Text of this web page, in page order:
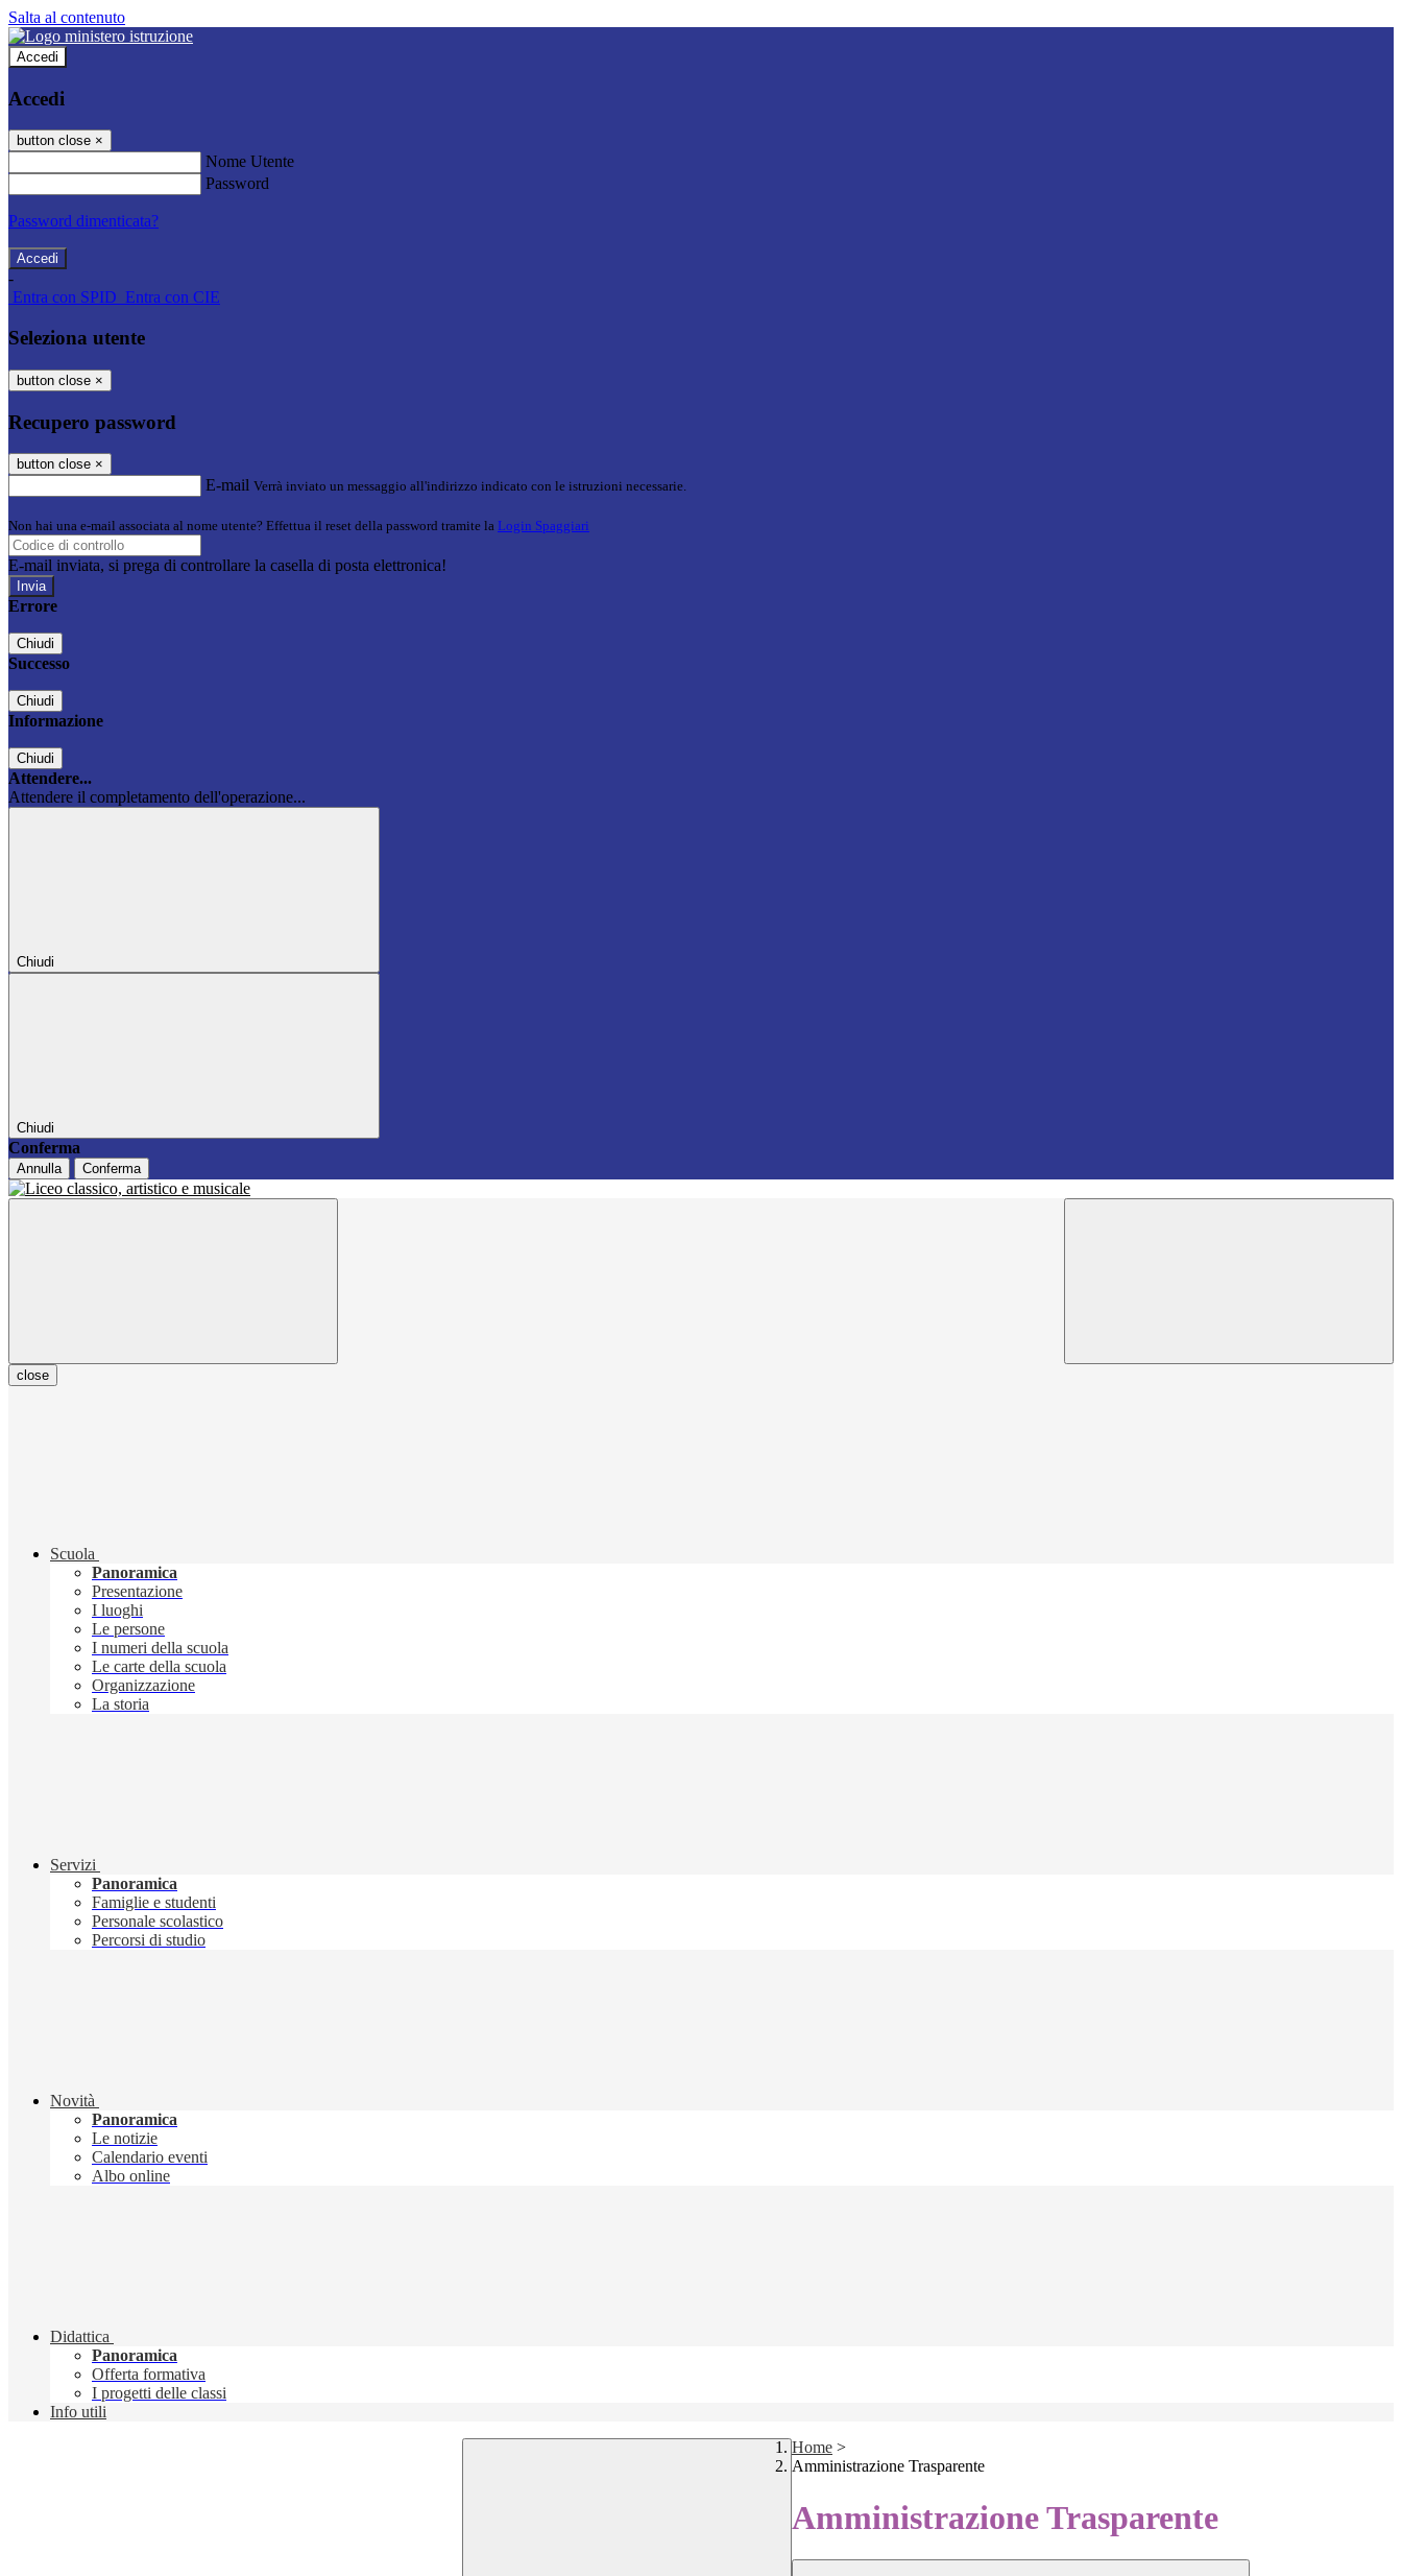
Salta al contenuto
Accedi
Accedi
button close ×
Nome Utente
Password
Password dimenticata?
-
Entra con SPID Entra con CIE
Seleziona utente
button close ×
Recupero password
button close ×
E-mail Verrà inviato un messaggio all'indirizzo indicato con le istruzioni necessarie.
Non hai una e-mail associata al nome utente? Effettua il reset della password tramite la Login Spaggiari
E-mail inviata, si prega di controllare la casella di posta elettronica!
Errore
Chiudi
Successo
Chiudi
Informazione
Chiudi
Attendere...
Attendere il completamento dell'operazione...
Chiudi
Chiudi
Conferma
Annulla Conferma
close
Scuola
Panoramica
Presentazione
I luoghi
Le persone
I numeri della scuola
Le carte della scuola
Organizzazione
La storia
Servizi
Panoramica
Famiglie e studenti
Personale scolastico
Percorsi di studio
Novità
Panoramica
Le notizie
Calendario eventi
Albo online
Didattica
Panoramica
Offerta formativa
I progetti delle classi
Info utili
Home >
Amministrazione Trasparente
Amministrazione Trasparente